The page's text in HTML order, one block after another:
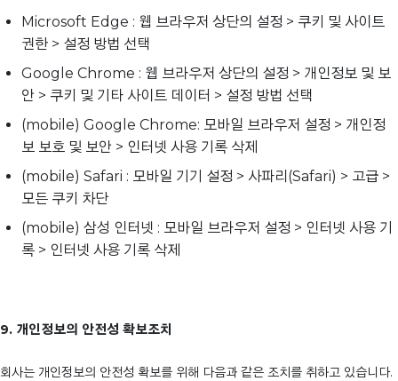
Microsoft Edge : 웹 브라우저 상단의 설정 > 쿠키 및 사이트
권한 > 설정 방법 선택
Google Chrome : 웹 브라우저 상단의 설정 > 개인정보 및 보
안 > 쿠키 및 기타 사이트 데이터 > 설정 방법 선택
(mobile) Google Chrome: 모바일 브라우저 설정 > 개인정
보 보호 및 보안 > 인터넷 사용 기록 삭제
(mobile) Safari : 모바일 기기 설정 > 사파리(Safari) > 고급 >
모든 쿠키 차단
(mobile) 삼성 인터넷 : 모바일 브라우저 설정 > 인터넷 사용 기
록 > 인터넷 사용 기록 삭제
9. 개인정보의 안전성 확보조치
회사는 개인정보의 안전성 확보를 위해 다음과 같은 조치를 취하고 있습니다.